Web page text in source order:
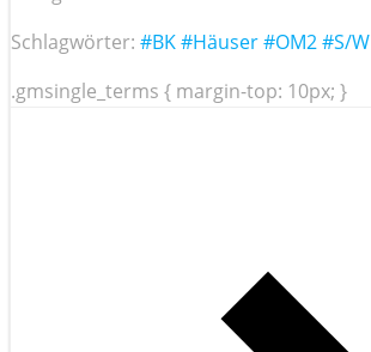
Schlagwörter: #BK#Häuser#OM2#S/W
.gmsingle_terms { margin-top: 10px; }